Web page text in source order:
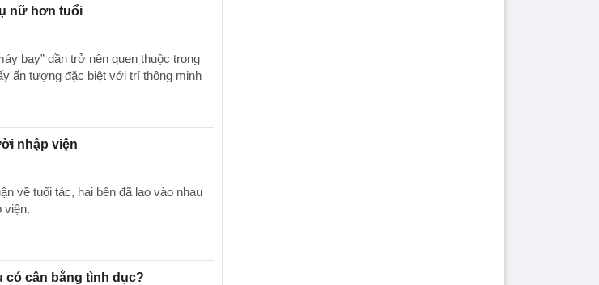
nữ hơn tuổi
bay” dần trở nên quen thuộc trong
ấn tượng đặc biệt với trí thông minh
nhập viện
về tuổi tác, hai bên đã lao vào nhau
viện.
có cân bằng tình dục?